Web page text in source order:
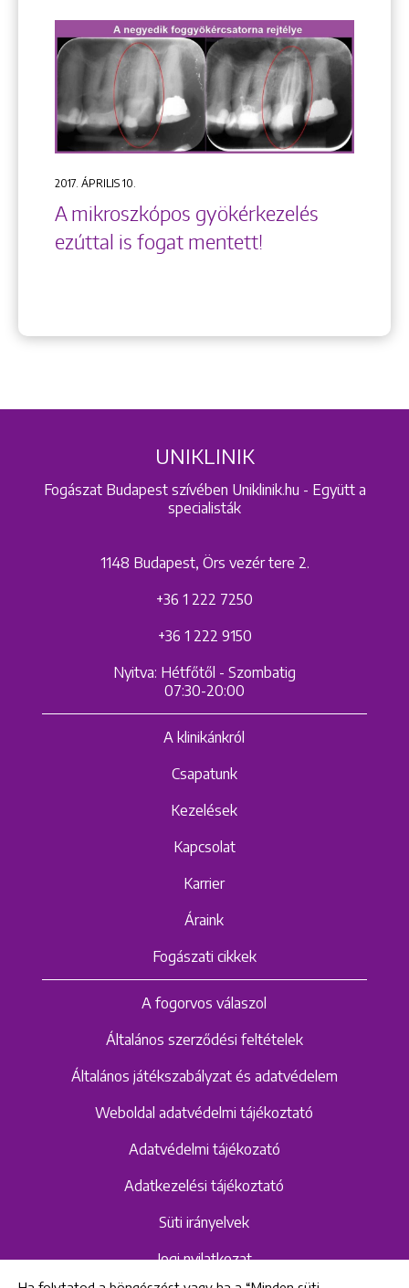
2017. ÁPRILIS 10.
A mikroszkópos gyökérkezelés
ezúttal is fogat mentett!
UNIKLINIK
Fogászat Budapest szívében Uniklinik.hu - Együtt a
specialisták
1148 Budapest, Örs vezér tere 2.
+36 1 222 7250
+36 1 222 9150
Nyitva: Hétfőtől - Szombatig
07:30-20:00
A klinikánkról
Csapatunk
Kezelések
Kapcsolat
Karrier
Áraink
Fogászati cikkek
A fogorvos válaszol
Általános szerződési feltételek
Általános játékszabályzat és adatvédelem
Weboldal adatvédelmi tájékoztató
Adatvédelmi tájékozató
Adatkezelési tájékoztató
Süti irányelvek
Jogi nyilatkozat